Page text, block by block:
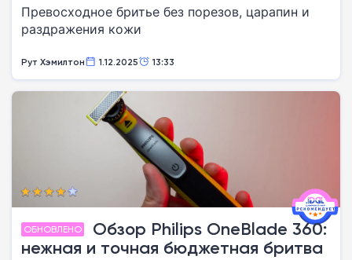
Превосходное бритье без порезов, царапин и
раздражения кожи
Рут Хэмилтон 1.12.2025 13:33
ОБНОВЛЕНО
Обзор Philips OneBlade 360:
нежная и точная бюджетная бритва